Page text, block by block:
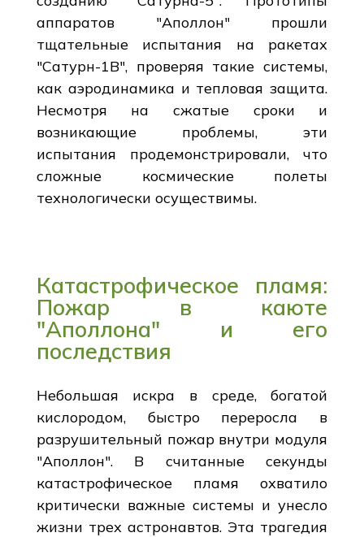
аппаратов "Аполлон" прошли
тщательные испытания на ракетах
"Сатурн-1B", проверяя такие системы,
как аэродинамика и тепловая защита.
Несмотря на сжатые сроки и
возникающие проблемы, эти
испытания продемонстрировали, что
сложные космические полеты
технологически осуществимы.
Катастрофическое пламя:
Пожар в каюте
"Аполлона" и его
последствия
Небольшая искра в среде, богатой
кислородом, быстро переросла в
разрушительный пожар внутри модуля
"Аполлон". В считанные секунды
катастрофическое пламя охватило
критически важные системы и унесло
жизни трех астронавтов. Эта трагедия